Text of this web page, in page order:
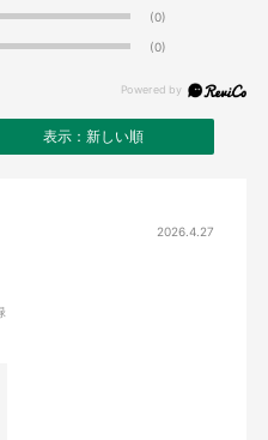
(0)
(0)
表示：新しい順
2026.4.27